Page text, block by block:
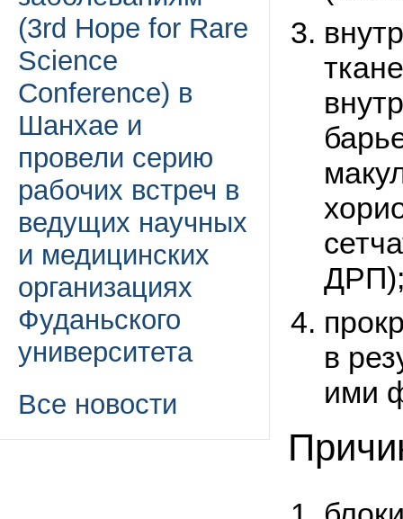
(3rd Hope for Rare
Science
Conference) в
Шанхае и
провели серию
рабочих встреч в
ведущих научных
и медицинских
организациях
Фуданьского
университета
Все новости
в
ими